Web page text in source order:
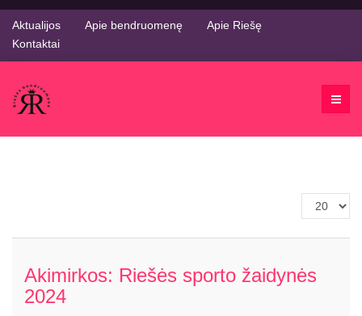
Aktualijos Apie bendruomenę
Apie Riešę
Kontaktai
Rodyti
po
Akimirkos: Riešės sporto žaidynės
2024